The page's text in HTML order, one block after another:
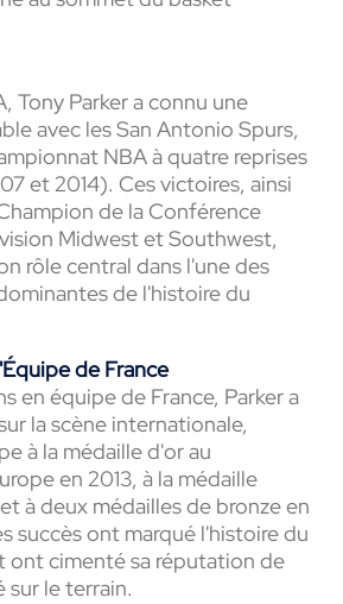
Tony Parker a connu une
avec les San Antonio Spurs,
NBA à quatre reprises
et 2014). Ces victoires, ainsi
de la Conférence
Midwest et Southwest,
rôle central dans l'une des
de l'histoire du
de France
en équipe de France, Parker a
la scène internationale,
à la médaille d'or au
en 2013, à la médaille
à deux médailles de bronze en
succès ont marqué l'histoire du
ont cimenté sa réputation de
sur le terrain.